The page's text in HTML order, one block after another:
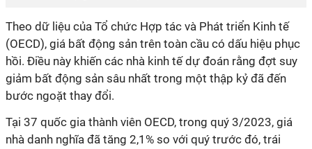
Theo dữ liệu của Tổ chức Hợp tác và Phát triển Kinh tế
(OECD), giá bất động sản trên toàn cầu có dấu hiệu phục
hồi. Điều này khiến các nhà kinh tế dự đoán rằng đợt suy
giảm bất động sản sâu nhất trong một thập kỷ đã đến
bước ngoặt thay đổi.
Tại 37 quốc gia thành viên OECD, trong quý 3/2023, giá
nhà danh nghĩa đã tăng 2,1% so với quý trước đó, trái